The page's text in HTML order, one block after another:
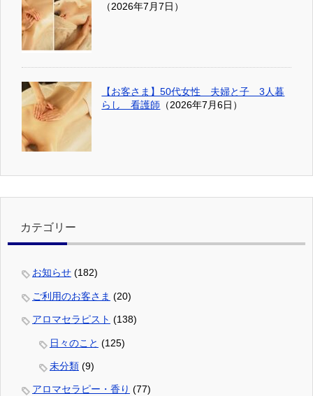
（2026年7月7日）
【お客さま】50代女性 夫婦と子 3人暮
らし 看護師 （2026年7月6日）
カテゴリー
お知らせ (182)
ご利用のお客さま (20)
アロマセラピスト (138)
日々のこと (125)
未分類 (9)
アロマセラピー・香り (77)